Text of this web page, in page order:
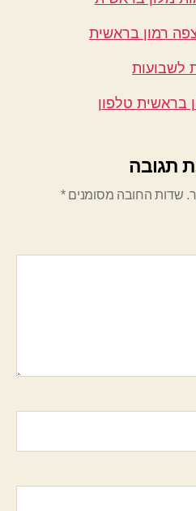
רמון בראשית
לשבועות
בראשית טלפון
תגובה
שדות החובה מסומנים*